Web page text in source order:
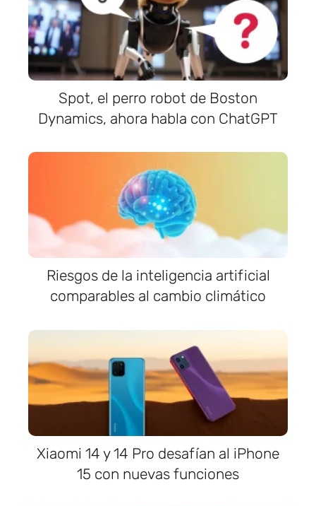
Spot, el perro robot de Boston
Dynamics, ahora habla con ChatGPT
Riesgos de la inteligencia artificial
comparables al cambio climático
Xiaomi 14 y 14 Pro desafían al iPhone
15 con nuevas funciones